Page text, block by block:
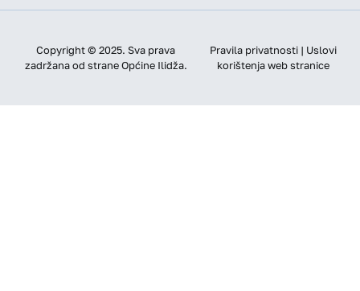
Copyright © 2025. Sva prava
zadržana od strane Općine Ilidža.
Pravila privatnosti | Uslovi
korištenja web stranice